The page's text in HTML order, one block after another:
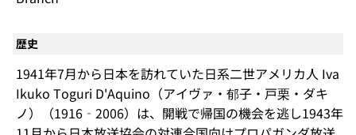
歴史
1941年7月から日本を訪れていた日系二世アメリカ人 Iva
Ikuko Toguri D'Aquino（アイヴァ・郁子・戸栗・ダキ
ノ）（1916‐2006）は、開戦で帰国の機会を逃し1943年